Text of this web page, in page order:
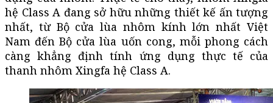
hệ Class A đang sở hữu những thiết kế ấn tượng
nhất, từ Bộ cửa lùa nhôm kính lớn nhất Việt
Nam đến Bộ cửa lùa uốn cong, mỗi phong cách
càng khẳng định tính ứng dụng thực tế của
thanh nhôm Xingfa hệ Class A.